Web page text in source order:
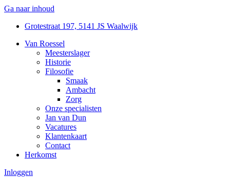
Ga naar inhoud
Grotestraat 197, 5141 JS Waalwijk
Van Roessel
Meesterslager
Historie
Filosofie
Smaak
Ambacht
Zorg
Onze specialisten
Jan van Dun
Vacatures
Klantenkaart
Contact
Herkomst
Inloggen